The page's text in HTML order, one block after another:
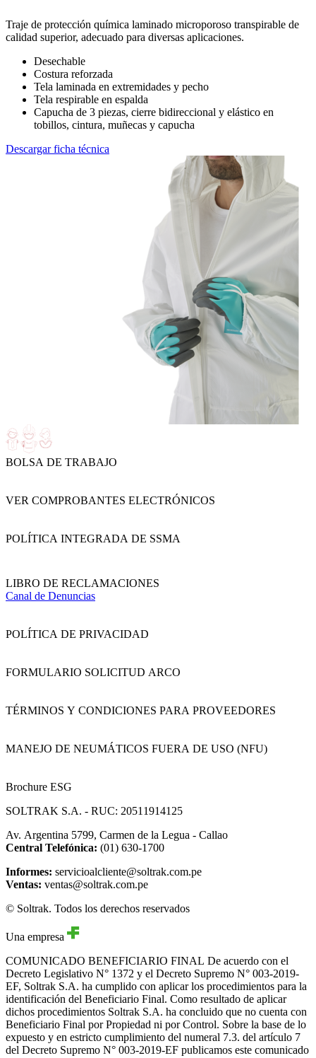
Traje de protección química laminado microporoso transpirable de
calidad superior, adecuado para diversas aplicaciones.
Desechable
Costura reforzada
Tela laminada en extremidades y pecho
Tela respirable en espalda
Capucha de 3 piezas, cierre bidireccional y elástico en
tobillos, cintura, muñecas y capucha
Descargar ficha técnica
BOLSA DE TRABAJO
VER COMPROBANTES ELECTRÓNICOS
POLÍTICA INTEGRADA DE SSMA
LIBRO DE RECLAMACIONES
Canal de Denuncias
POLÍTICA DE PRIVACIDAD
FORMULARIO SOLICITUD ARCO
TÉRMINOS Y CONDICIONES PARA PROVEEDORES
MANEJO DE NEUMÁTICOS FUERA DE USO (NFU)
Brochure ESG
SOLTRAK S.A. - RUC: 20511914125
Av. Argentina 5799, Carmen de la Legua - Callao
Central Telefónica: (01) 630-1700
Informes: servicioalcliente@soltrak.com.pe
Ventas: ventas@soltrak.com.pe
© Soltrak. Todos los derechos reservados
Una empresa
COMUNICADO BENEFICIARIO FINAL
Decreto Legislativo N° 1372 y el Decreto Supremo N° 003-2019-
EF, Soltrak S.A. ha cumplido con aplicar los procedimientos para la
identificación del Beneficiario Final. Como resultado de aplicar
dichos procedimientos Soltrak S.A. ha concluido que no cuenta con
Beneficiario Final por Propiedad ni por Control. Sobre la base de lo
expuesto y en estricto cumplimiento del numeral 7.3. del artículo 7
del Decreto Supremo N° 003-2019-EF publicamos este comunicado